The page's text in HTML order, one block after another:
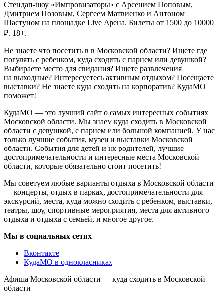
Стендап-шоу «Импровизаторы» с Арсением Поповым,
Дмитрием Позовым, Сергеем Матвиенко и Антоном
Шастуном на площадке Live Арена. Билеты от 1500 до 10000
₽. 18+.
Не знаете что посетить в в Московской области? Ищете где
погулять с ребенком, куда сходить с парнем или девушкой?
Выбираете место для свидания? Ищете развлечения
на выходные? Интересуетесь активным отдыхом? Посещаете
выставки? Не знаете куда сходить на корпоратив? КудаМО
поможет!
КудаМО — это лучший сайт о самых интересных событиях
Московской области. Мы знаем куда сходить в Московской
области с девушкой, с парнем или большой компанией. У нас
только лучшие события, музеи и выставки Московской
области. События для детей и их родителей, лучшие
достопримечательности и интересные места Московской
области, которые обязательно стоит посетить!
Мы советуем любые варианты отдыха в Московской области
— концерты, отдых в парках, достопримечательности для
экскурсий, места, куда можно сходить с ребенком, выставки,
театры, шоу, спортивные мероприятия, места для активного
отдыха и отдыха с семьей, и многое другое.
Мы в социальных сетях
Вконтакте
КудаМО в однокласниках
Афиша Московской области — куда сходить в Московской
области